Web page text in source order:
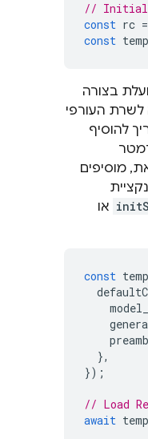
//
const rc =
const
בצורה
לשרת העורפי
להוסיף
מוסיפים
או
const
},
});
// Load
await